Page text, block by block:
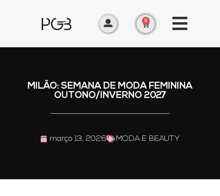
0
MILÃO: SEMANA DE MODA FEMININA
OUTONO/INVERNO 2027
março 13, 2026 MODA E BEAUTY